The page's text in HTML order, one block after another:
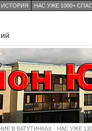
ИСТОРИЯ НАС УЖЕ 1000+
В ВАТУТИНКАХ НАС УЖЕ